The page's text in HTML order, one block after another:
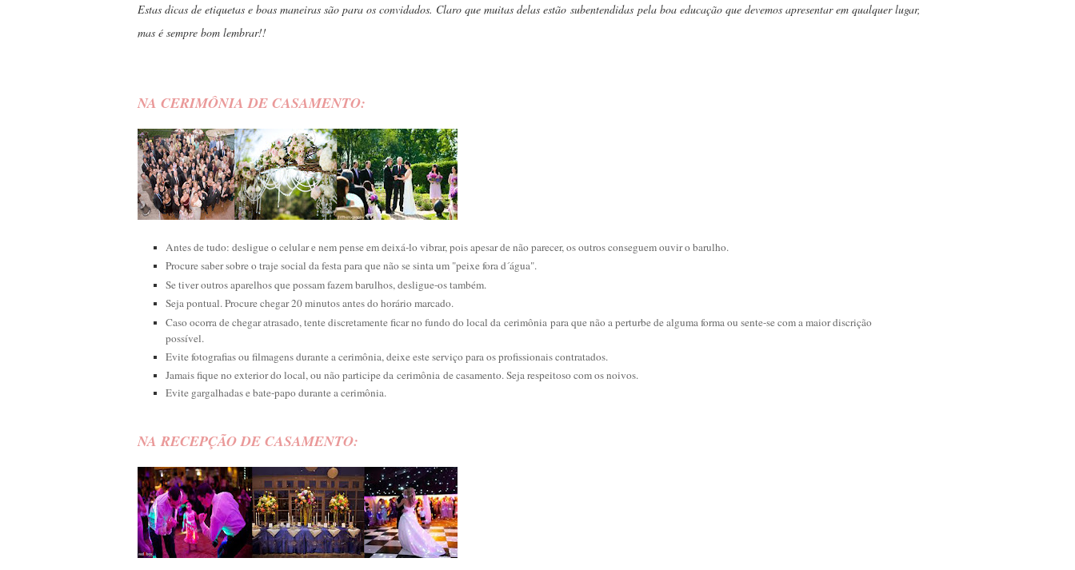
Estas dicas de etiquetas e boas maneiras são para os convidados. Claro que muitas delas estão subentendidas pela boa educação que devemos apresentar em qualquer lugar,
mas é sempre bom lembrar!!
NA CERIMÔNIA DE CASAMENTO:
Antes de tudo: desligue o celular e nem pense em deixá-lo vibrar, pois apesar de não parecer, os outros conseguem ouvir o barulho.
Procure saber sobre o traje social da festa para que não se sinta um "peixe fora d´água".
Se tiver outros aparelhos que possam fazem barulhos, desligue-os também.
Seja pontual. Procure chegar 20 minutos antes do horário marcado.
Caso ocorra de chegar atrasado, tente discretamente ficar no fundo do local da cerimônia para que não a perturbe de alguma forma ou sente-se com a maior discrição
possível.
Evite fotografias ou filmagens durante a cerimônia, deixe este serviço para os profissionais contratados.
Jamais fique no exterior do local, ou não participe da cerimônia de casamento. Seja respeitoso com os noivos.
Evite gargalhadas e bate-papo durante a cerimônia.
NA RECEPÇÃO DE CASAMENTO: